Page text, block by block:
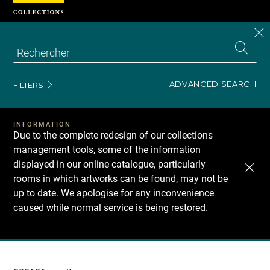
FILTERS ADVANCED SEARCH
INFORMATION
Due to the complete redesign of our collections
management tools, some of the information
displayed in our online catalogue, particularly
rooms in which artworks can be found, may not be
up to date. We apologise for any inconvenience
caused while normal service is being restored.
Recherche
Cookies management panel